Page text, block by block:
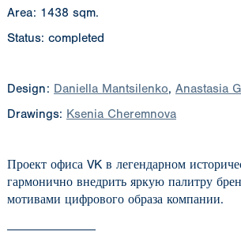
Area: 1438 sqm.
Status: completed
Design: Daniella Mantsilenko, Anastasia
Drawings: Ksenia Cheremnova
Проект офиса VK в легендарном
гармонично внедрить яркую палитру
мотивами цифрового образа компании.